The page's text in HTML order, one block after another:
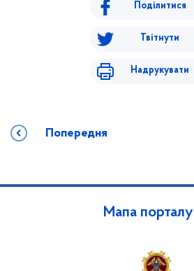
Поділитися
Твітнути
Надрукувати
Попередня
Мапа порталу